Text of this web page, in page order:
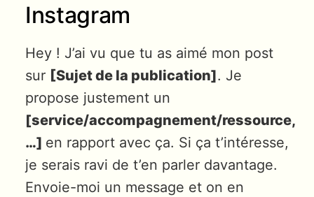
Instagram
Hey ! J’ai vu que tu as aimé mon post
sur [Sujet de la publication]. Je
propose justement un
[service/accompagnement/ressource,
…] en rapport avec ça. Si ça t’intéresse,
je serais ravi de t’en parler davantage.
Envoie-moi un message et on en